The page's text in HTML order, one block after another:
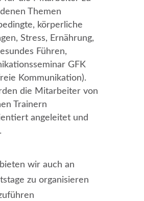
Themen
körperliche
Stress, Ernährung,
Führen,
GFK
Kommunikation).
die Mitarbeiter von
Trainern
angeleitet und
wir auch an
zu organisieren